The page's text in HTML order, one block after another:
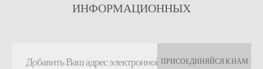
ИНФОРМАЦИОННЫХ
ПРИСОЕДИНЯЙСЯ К НАМ